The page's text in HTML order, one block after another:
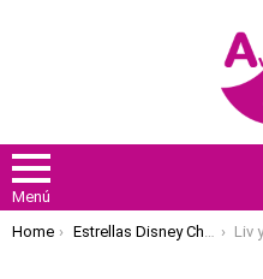
Menú
You are here:
Home Estrellas Disney Channel Liv y Maddie